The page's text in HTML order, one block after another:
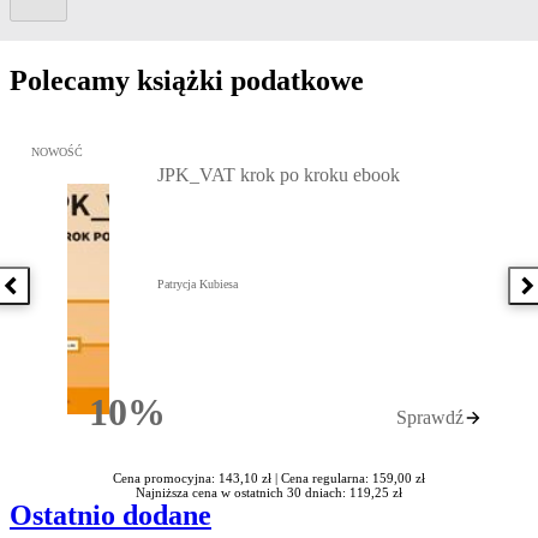
Polecamy książki podatkowe
Poprzednia książka
Przejdź do: JPK_VAT krok po kroku ebook, Patrycja Kubiesa -
NOWOŚĆ
10%Rabatu
JPK_VAT krok po kroku ebook
Patrycja Kubiesa
Sprawdź
Cena promocyjna: 143,10 zł | Cena regularna: 159,00 zł
Najniższa cena w ostatnich 30 dniach: 119,25 zł
Ostatnio dodane